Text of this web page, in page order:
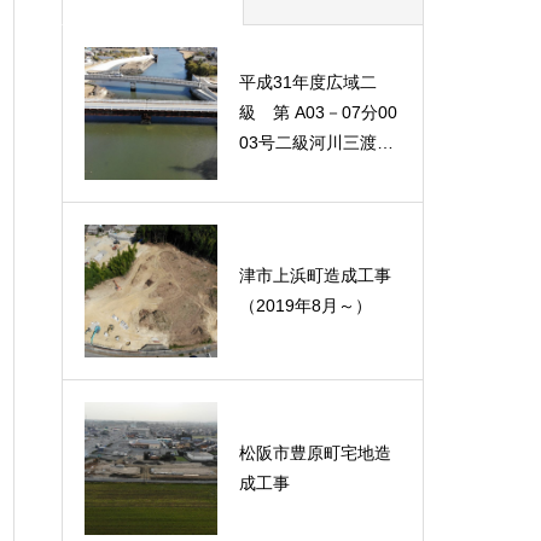
平成31年度広域二
級 第 A03－07分00
03号二級河川三渡川
去・護岸工）工事
津市上浜町造成工事
（2019年8月～）
松阪市豊原町宅地造
成工事